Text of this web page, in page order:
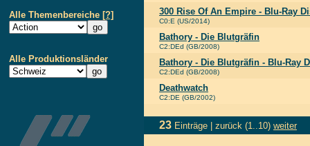
Alle Themenbereiche [?]
Alle Produktionsländer
300 Rise Of An Empire - Blu-Ray
C0:E (US/2014)
Bathory - Die Blutgräfin
C2:DEd (GB/2008)
Bathory - Die Blutgräfin - Blu-Ray
C2:DEd (GB/2008)
Deathwatch
C2:DE (GB/2002)
23 Einträge | zurück (1..10) weiter